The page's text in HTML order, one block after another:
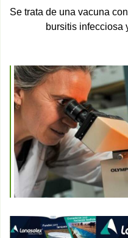
Se trata de una vacuna
bursitis infecciosa